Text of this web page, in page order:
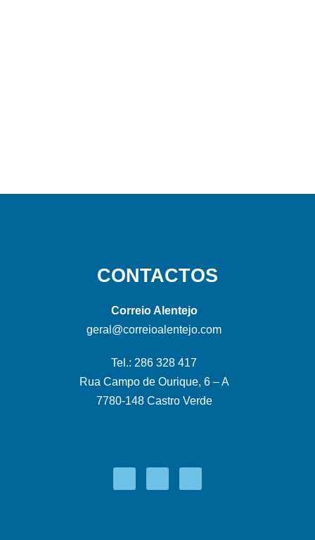
CONTACTOS
Correio Alentejo
geral@correioalentejo.com
Tel.: 286 328 417
Rua Campo de Ourique, 6 – A
7780-148 Castro Verde